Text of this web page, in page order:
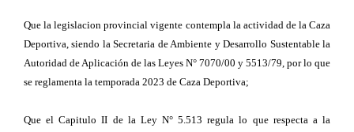
Que la legislacion provincial vigente contempla la actividad de la Caza
Deportiva, siendo la Secretaria de Ambiente y Desarrollo Sustentable la
Autoridad de Aplicación de las Leyes N° 7070/00 y 5513/79, por lo que
se reglamenta la temporada 2023 de Caza Deportiva;
Que el Capitulo II de la Ley N° 5.513 regula lo que respecta a la